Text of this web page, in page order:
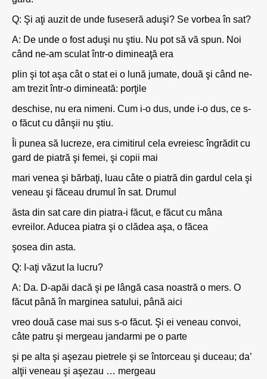
Q: Şi aţi auzit de unde fuseseră aduşi? Se vorbea în sat?
A: De unde o fost aduşi nu ştiu. Nu pot să vă spun. Noi
când ne-am sculat într-o dimineaţă era
plin şi tot aşa cât o stat ei o lună jumate, două şi când ne-
am trezit într-o dimineată: porţile
deschise, nu era nimeni. Cum i-o dus, unde i-o dus, ce s-
o făcut cu dânşii nu ştiu.
Îi punea să lucreze, era cimitirul cela evreiesc îngrădit cu
gard de piatră şi femei, şi copii mai
mari venea şi bărbaţi, luau câte o piatră din gardul cela şi
veneau şi făceau drumul în sat. Drumul
ăsta din sat care din piatra-i făcut, e făcut cu mâna
evreilor. Aducea piatra şi o clădea aşa, o făcea
şosea din asta.
Q: I-aţi văzut la lucru?
A: Da. D-apăi dacă şi pe lângă casa noastră o mers. O
făcut până în marginea satului, până aici
vreo două case mai sus s-o făcut. Şi ei veneau convoi,
câte patru şi mergeau jandarmi pe o parte
şi pe alta şi aşezau pietrele şi se întorceau şi duceau; da’
alţii veneau şi aşezau … mergeau